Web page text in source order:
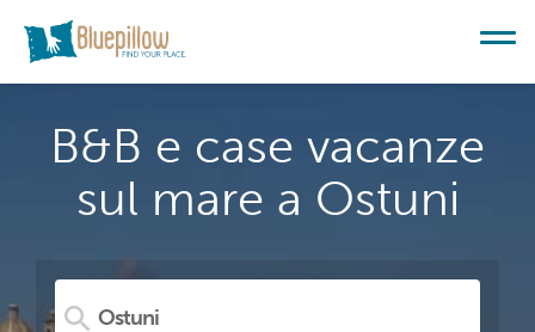
B&B e case vacanze
sul mare a Ostuni